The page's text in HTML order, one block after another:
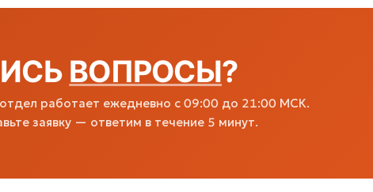
ВОПРОСЫ?
работает ежедневно с 09:00 до 21:00 МСК.
заявку — ответим в течение 5 минут.